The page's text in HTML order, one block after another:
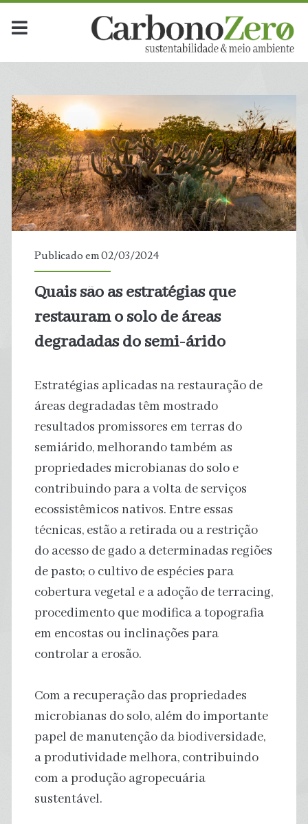
Publicado em 02/03/2024
Quais são as estratégias que
restauram o solo de áreas
degradadas do semi-árido
Estratégias aplicadas na restauração de
áreas degradadas têm mostrado
resultados promissores em terras do
semiárido, melhorando também as
propriedades microbianas do solo e
contribuindo para a volta de serviços
ecossistêmicos nativos. Entre essas
técnicas, estão a retirada ou a restrição
do acesso de gado a determinadas regiões
de pasto; o cultivo de espécies para
cobertura vegetal e a adoção de terracing,
procedimento que modifica a topografia
em encostas ou inclinações para
controlar a erosão.
Com a recuperação das propriedades
microbianas do solo, além do importante
papel de manutenção da biodiversidade,
a produtividade melhora, contribuindo
com a produção agropecuária
sustentável.